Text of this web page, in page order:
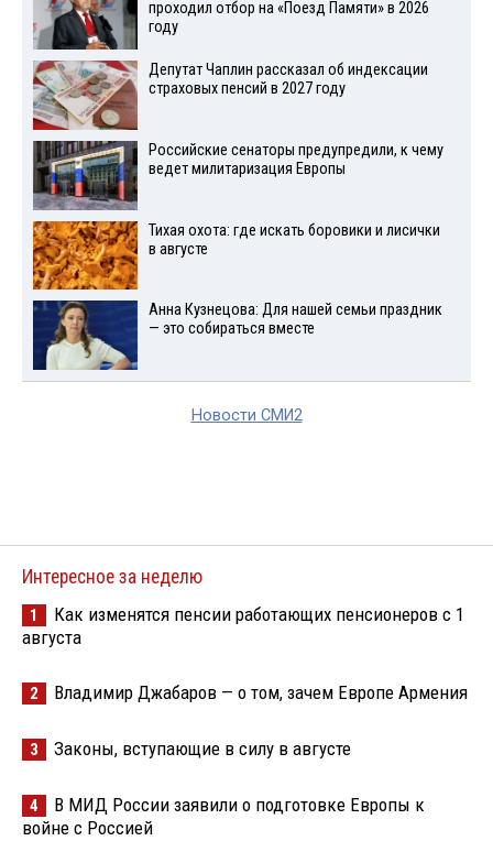
проходил отбор на «Поезд Памяти» в 2026
году
Депутат Чаплин рассказал об индексации
страховых пенсий в 2027 году
Российские сенаторы предупредили, к чему
ведет милитаризация Европы
Тихая охота: где искать боровики и лисички
в августе
Анна Кузнецова: Для нашей семьи праздник
— это собираться вместе
Новости СМИ2
Интересное за неделю
1
Как изменятся пенсии работающих пенсионеров с 1
августа
2 Владимир Джабаров — о том, зачем Европе Армения
3 Законы, вступающие в силу в августе
4
В МИД России заявили о подготовке Европы к
войне с Россией